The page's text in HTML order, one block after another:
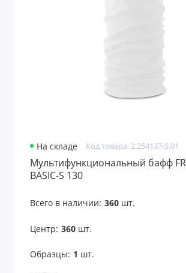
На складе Код товара: 2.254137-S.01
Мультифункциональный бафф
BASIC-S 130
Всего в наличии: 360шт.
Центр: 360шт.
Образцы: 1 шт.